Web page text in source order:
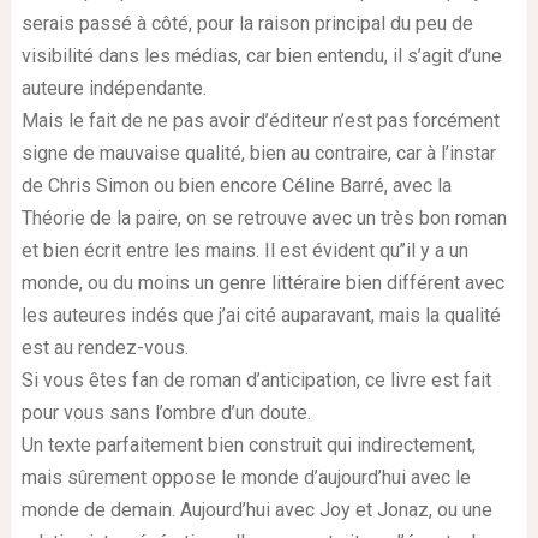
serais passé à côté, pour la raison principal du peu de
visibilité dans les médias, car bien entendu, il s’agit d’une
auteure indépendante.
Mais le fait de ne pas avoir d’éditeur n’est pas forcément
signe de mauvaise qualité, bien au contraire, car à l’instar
de Chris Simon ou bien encore Céline Barré, avec la
Théorie de la paire, on se retrouve avec un très bon roman
et bien écrit entre les mains. Il est évident qu’’il y a un
monde, ou du moins un genre littéraire bien différent avec
les auteures indés que j’ai cité auparavant, mais la qualité
est au rendez-vous.
Si vous êtes fan de roman d’anticipation, ce livre est fait
pour vous sans l’ombre d’un doute.
Un texte parfaitement bien construit qui indirectement,
mais sûrement oppose le monde d’aujourd’hui avec le
monde de demain. Aujourd’hui avec Joy et Jonaz, ou une